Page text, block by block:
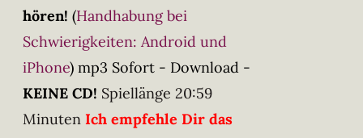
hören! (Handhabung bei
Schwierigkeiten: Android und
iPhone) mp3 Sofort - Download -
KEINE CD! Spiellänge 20:59
Minuten Ich empfehle Dir das